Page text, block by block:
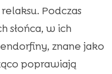
Podczas
słońca, w ich
znane jako
poprawiają